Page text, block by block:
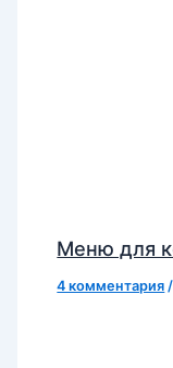
Меню для
4 комментария /